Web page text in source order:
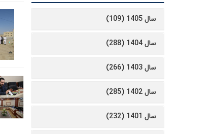
سال 1405 (109)
سال 1404 (288)
سال 1403 (266)
سال 1402 (285)
سال 1401 (232)